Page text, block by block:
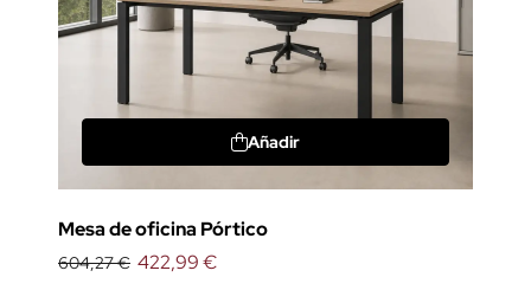
Añadir
Mesa de oficina Pórtico
604,27 € 422,99 €